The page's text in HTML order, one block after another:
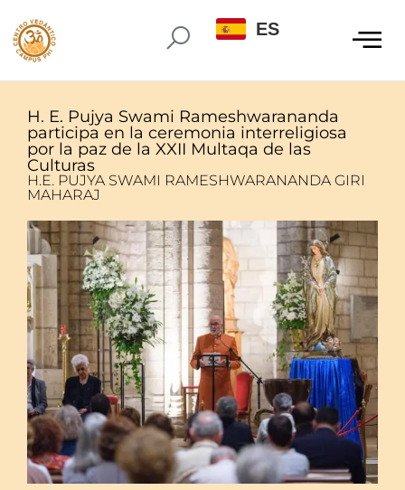
ES
H. E. Pujya Swami Rameshwarananda
participa en la ceremonia interreligiosa
por la paz de la XXII Multaqa de las
Culturas
H.E. PUJYA SWAMI RAMESHWARANANDA GIRI
MAHARAJ